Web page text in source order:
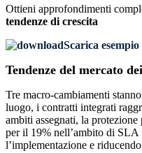
Ottieni approfondimenti
tendenze di crescita
Scarica
Tendenze del mercato
Tre macro-cambiamenti
luogo, i contratti integrati
ambiti assegnati, la
per il 19% nell’ambito di SLA
l’implementazione e